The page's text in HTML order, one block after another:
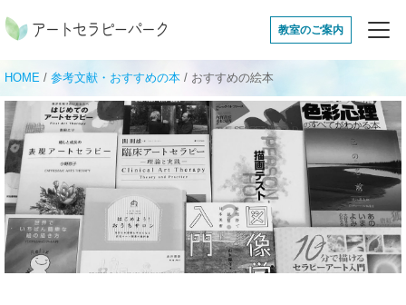
アートセラピー
教室のご案内
HOME / 参考文献・おすすめの本 / おすすめの絵本